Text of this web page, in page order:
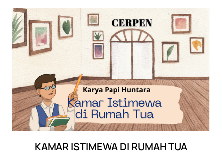
KAMAR ISTIMEWA DI RUMAH TUA